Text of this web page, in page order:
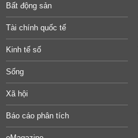
Bất động sản
Tài chính quốc tế
Kinh tế số
Sống
Xã hội
Báo cáo phân tích